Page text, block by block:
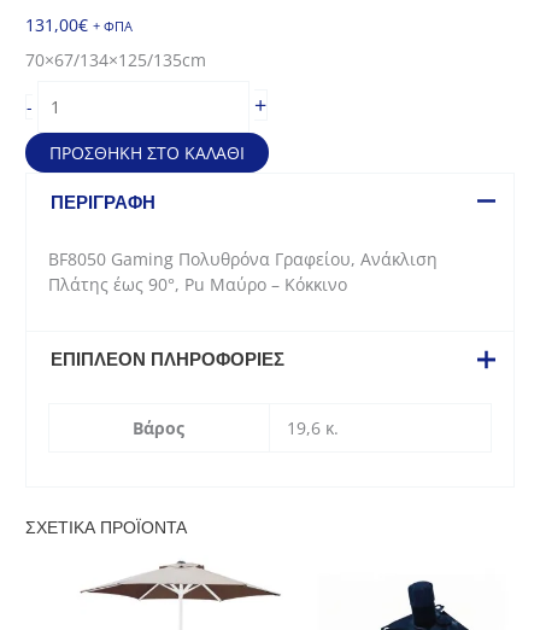
131,00€ + ΦΠΑ
70×67/134×125/135cm
-
Gaming
Πολυθρόνα
Γραφείου,
Ανάκλιση
90°,
Pu
Κόκκινο
+
ΠΡΟΣΘΉΚΗ ΣΤΟ ΚΑΛΆΘΙ
ΠΕΡΙΓΡΑΦΉ
BF8050 Gaming Πολυθρόνα Γραφείου, Ανάκλιση
Πλάτης έως 90°, Pu Μαύρο – Κόκκινο
ΕΠΙΠΛΈΟΝ ΠΛΗΡΟΦΟΡΊΕΣ
Βάρος 19,6 κ.
ΣΧΕΤΙΚΆ ΠΡΟΪΌΝΤΑ